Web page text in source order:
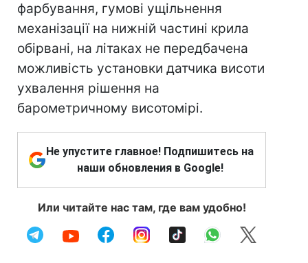
фарбування, гумові ущільнення
механізації на нижній частині крила
обірвані, на літаках не передбачена
можливість установки датчика висоти
ухвалення рішення на
барометричному висотомірі.
Не упустите главное! Подпишитесь на
наши обновления в Google!
Или читайте нас там, где вам удобно!